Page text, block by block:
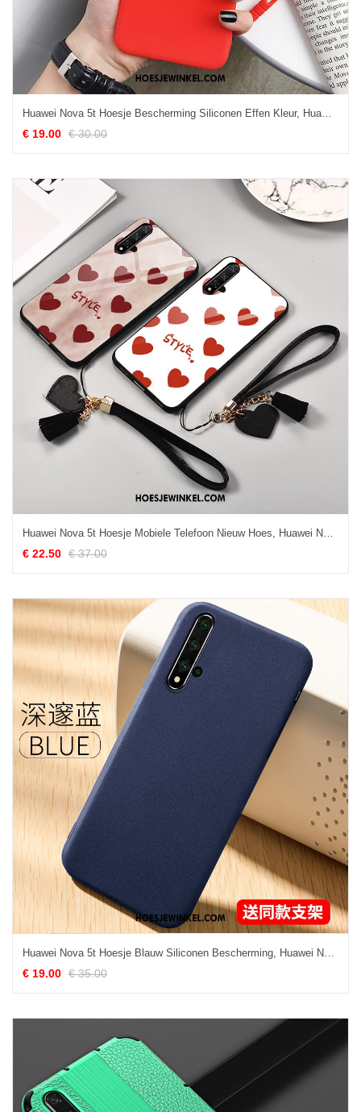
Huawei Nova 5t Hoesje Bescherming Siliconen Effen Kleur, Huawei Nova 5t Hoesje Persoonlijk Hoes
€ 19.00 € 30.00
Huawei Nova 5t Hoesje Mobiele Telefoon Nieuw Hoes, Huawei Nova 5t Hoesje Mode Persoonlijk
€ 22.50 € 37.00
Huawei Nova 5t Hoesje Blauw Siliconen Bescherming, Huawei Nova 5t Hoesje Zacht Dun
€ 19.00 € 35.00